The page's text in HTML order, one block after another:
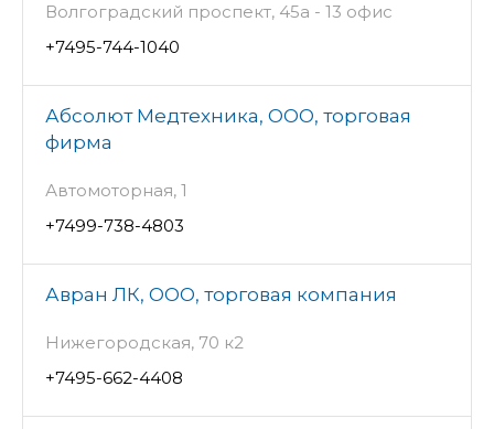
Волгоградский проспект, 45а - 13 офис
+7495-744-1040
Абсолют Медтехника, ООО, торговая
фирма
Автомоторная, 1
+7499-738-4803
Авран ЛК, ООО, торговая компания
Нижегородская, 70 к2
+7495-662-4408